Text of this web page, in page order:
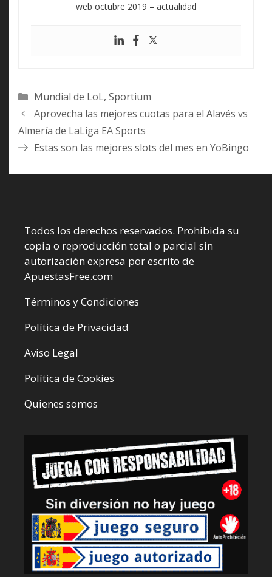
web octubre 2019 – actualidad
Categorías
Mundial de LoL, Sportium
Aprovecha las mejores cuotas para el Alavés vs
Almería de LaLiga EA Sports
Estas son las mejores slots del mes en YoBingo
Todos los derechos reservados. Prohibida su
copia o reproducción total o parcial sin
autorización expresa por escrito de
ApuestasFree.com
Términos y Condiciones
Política de Privacidad
Aviso Legal
Política de Cookies
Quienes somos